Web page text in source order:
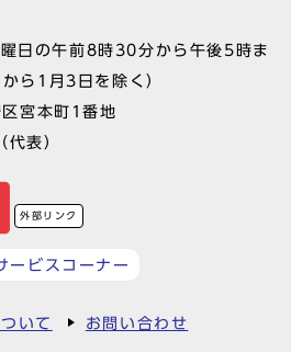
日の午前8時30分から午後5時ま
ら1月3日を除く）
宮本町1番地
（代表）
外部リンク
ービスコーナー
いて お問い合わせ